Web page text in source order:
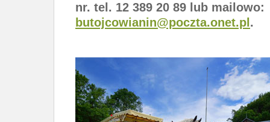
nr. tel. 12 389 20 89 lub mailowo:
butojcowianin@poczta.onet.pl .